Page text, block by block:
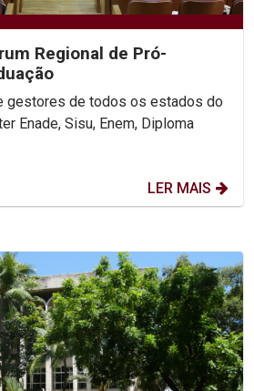
Regional de Pró-
gestores de todos os estados do
Enade, Sisu, Enem, Diploma
LER MAIS